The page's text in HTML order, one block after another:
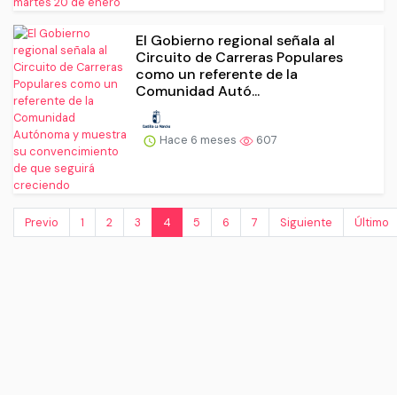
El Gobierno regional señala al
Circuito de Carreras Populares
como un referente de la
Comunidad Autó...
Hace 6 meses 607
Previo 1 2 3 4 5 6 7 Siguiente Último